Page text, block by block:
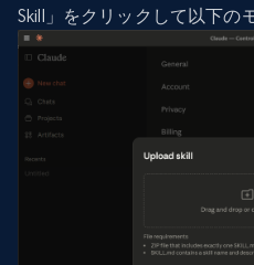
Skill」をクリックして以下の